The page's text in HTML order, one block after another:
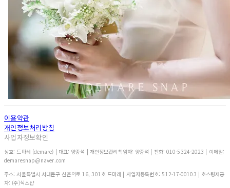
이용약관
개인정보처리방침
사업자정보확인
상호: 드마레 (demare) | 대표: 양종석 | 개인정보관리책임자: 양종석 | 전화: 010-5324-2023 | 이메일:
demaresnap@naver.com
주소: 서울특별시 서대문구 신촌역로 16, 301호 드마레 | 사업자등록번호:512-17-00103 | 호스팅제공
자: (주)식스샵